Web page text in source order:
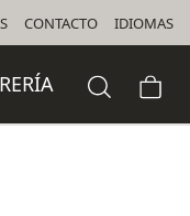
CONTACTO IDIOMAS